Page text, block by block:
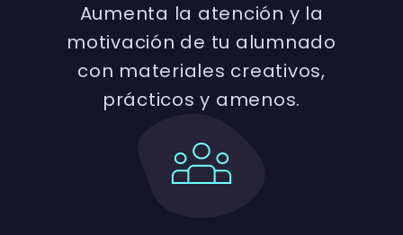
Aumenta la atención y la
motivación de tu alumnado
con materiales creativos,
prácticos y amenos.